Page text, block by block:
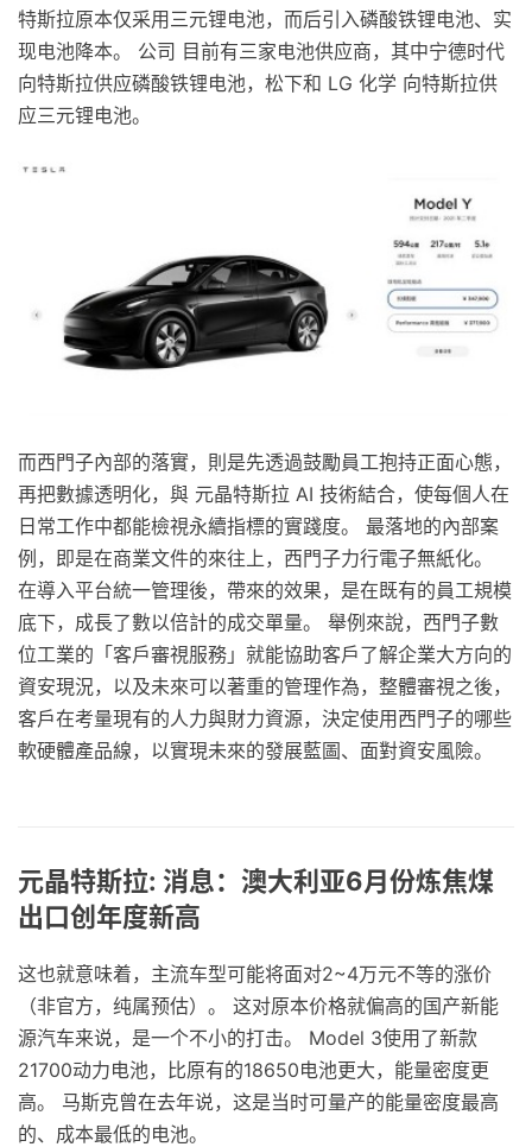
特斯拉原本仅采用三元锂电池，而后引入磷酸铁锂电池、实
现电池降本。 公司 目前有三家电池供应商，其中宁德时代
向特斯拉供应磷酸铁锂电池，松下和 LG 化学 向特斯拉供
应三元锂电池。
而西門子內部的落實，則是先透過鼓勵員工抱持正面心態，
再把數據透明化，與 元晶特斯拉 AI 技術結合，使每個人在
日常工作中都能檢視永續指標的實踐度。 最落地的內部案
例，即是在商業文件的來往上，西門子力行電子無紙化。
在導入平台統一管理後，帶來的效果，是在既有的員工規模
底下，成長了數以倍計的成交單量。 舉例來說，西門子數
位工業的「客戶審視服務」就能協助客戶了解企業大方向的
資安現況，以及未來可以著重的管理作為，整體審視之後，
客戶在考量現有的人力與財力資源，決定使用西門子的哪些
軟硬體產品線，以實現未來的發展藍圖、面對資安風險。
元晶特斯拉: 消息：澳大利亚6月份炼焦煤
出口创年度新高
这也就意味着，主流车型可能将面对2~4万元不等的涨价
（非官方，纯属预估）。 这对原本价格就偏高的国产新能
源汽车来说，是一个不小的打击。 Model 3使用了新款
21700动力电池，比原有的18650电池更大，能量密度更
高。 马斯克曾在去年说，这是当时可量产的能量密度最高
的、成本最低的电池。